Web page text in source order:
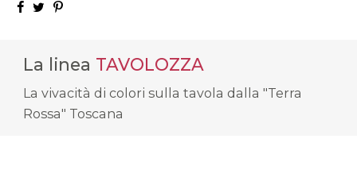
La linea TAVOLOZZA
La vivacità di colori sulla tavola dalla "Terra
Rossa" Toscana